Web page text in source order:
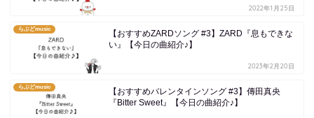
2022年1月25日
らぶどmusic
【おすすめZARDソング #3】ZARD『息もできな
い』【今日の曲紹介♪】
2023年2月20日
らぶどmusic
【おすすめバレンタインソング #3】傳田真央
『Bitter Sweet』【今日の曲紹介♪】